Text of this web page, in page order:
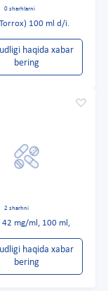
0 sharhlarni
100 ml d/i.
haqida xabar
bering
2 sharhni
42 mg/ml, 100 ml,
haqida xabar
bering